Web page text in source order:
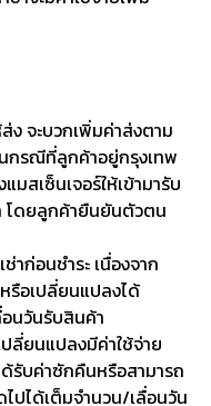
ง จะบวกเพิ่มค่าส่งตาม
กรณีที่ลูกค้าอยู่กรุงเทพ
สเซ็นเจอร์ให้เข้ามารับ
โดยลูกค้ายืนยันตัวตน
ก่อนชำระ เนื่องจาก
รือเปลี่ยนแปลงได้
นวันรับสินค้า
ลี่ยนแปลงมีค่าใช้จ่าย
รับค่าซักคืนหรือสามารถ
ไปได้เต็มจำนวน/เลื่อนวัน